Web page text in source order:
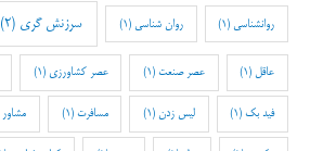
روانشناسی (1) روان شناسی (1) سرزنش گری (2)
عاقل (1) عصر صنعت (1) عصر کشاورزی (1)
فید بک(1) لیس زدن (1) مسافرت (1) مشاور